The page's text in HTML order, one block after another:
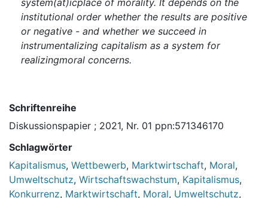
system(at)icplace of morality. It depends on the
institutional order whether the results are positive
or negative - and whether we succeed in
instrumentalizing capitalism as a system for
realizingmoral concerns.
Schriftenreihe
Diskussionspapier ; 2021, Nr. 01 ppn:571346170
Schlagwörter
Kapitalismus, Wettbewerb, Marktwirtschaft, Moral,
Umweltschutz, Wirtschaftswachstum, Kapitalismus,
Konkurrenz, Marktwirtschaft, Moral, Umweltschutz,